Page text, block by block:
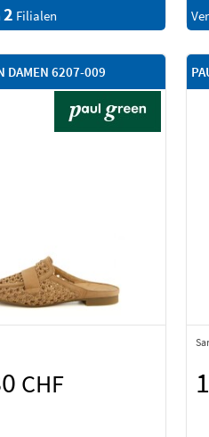
2 Filialen
DAMEN 6207-009
CHF